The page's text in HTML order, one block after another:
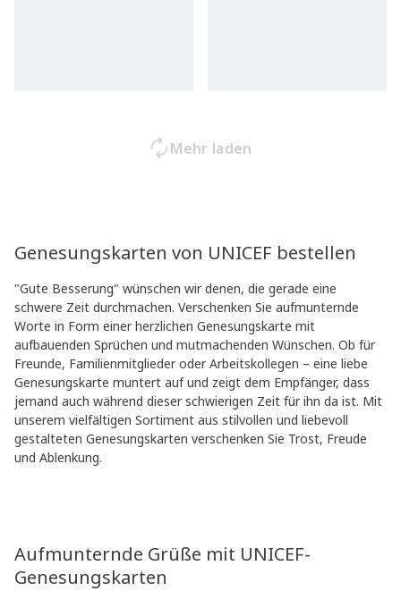
Mehr laden
Genesungskarten von UNICEF bestellen
"Gute Besserung" wünschen wir denen, die gerade eine
schwere Zeit durchmachen. Verschenken Sie aufmunternde
Worte in Form einer herzlichen Genesungskarte mit
aufbauenden Sprüchen und mutmachenden Wünschen. Ob für
Freunde, Familienmitglieder oder Arbeitskollegen – eine liebe
Genesungskarte muntert auf und zeigt dem Empfänger, dass
jemand auch während dieser schwierigen Zeit für ihn da ist. Mit
unserem vielfältigen Sortiment aus stilvollen und liebevoll
gestalteten Genesungskarten verschenken Sie Trost, Freude
und Ablenkung.
Aufmunternde Grüße mit UNICEF-
Genesungskarten